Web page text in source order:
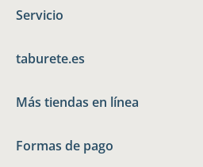
Servicio
taburete.es
Más tiendas en línea
Formas de pago